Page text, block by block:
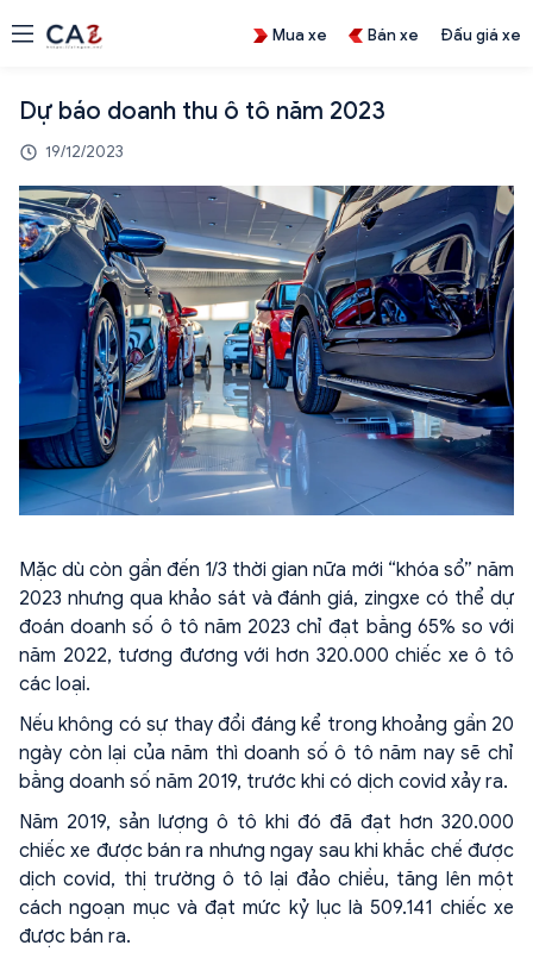
Mua xe Bán xe Đấu giá xe
Dự báo doanh thu ô tô năm 2023
19/12/2023
Mặc dù còn gần đến 1/3 thời gian nữa mới “khóa sổ” năm
2023 nhưng qua khảo sát và đánh giá, zingxe có thể dự
đoán doanh số ô tô năm 2023 chỉ đạt bằng 65% so với
năm 2022, tương đương với hơn 320.000 chiếc xe ô tô
các loại.
Nếu không có sự thay đổi đáng kể trong khoảng gần 20
ngày còn lại của năm thì doanh số ô tô năm nay sẽ chỉ
bằng doanh số năm 2019, trước khi có dịch covid xảy ra.
Năm 2019, sản lượng ô tô khi đó đã đạt hơn 320.000
chiếc xe được bán ra nhưng ngay sau khi khắc chế được
dịch covid, thị trường ô tô lại đảo chiều, tăng lên một
cách ngoạn mục và đạt mức kỷ lục là 509.141 chiếc xe
được bán ra.